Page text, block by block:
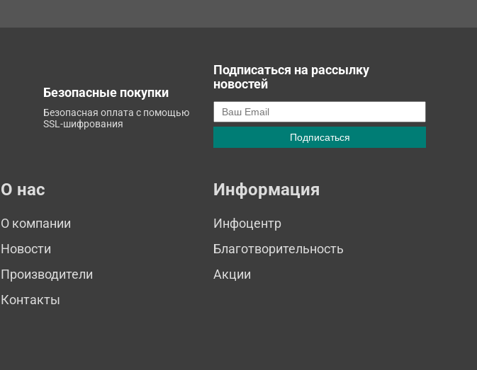
Безопасные покупки
Безопасная оплата с помощью
SSL-шифрования
Подписаться на рассылку
новостей
О нас
О компании
Новости
Производители
Контакты
Информация
Инфоцентр
Благотворительность
Акции